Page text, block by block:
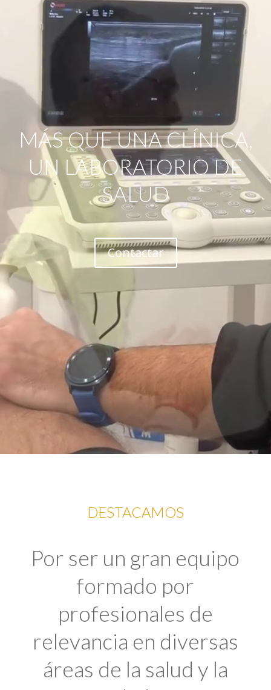
MÁS QUE UNA CLÍNICA,
UN LABORATORIO DE
SALUD
Contactar
DESTACAMOS
Por ser un gran equipo
formado por
profesionales de
relevancia en diversas
áreas de la salud y la